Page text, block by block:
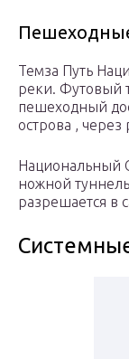
Темза Путь
реки. Футовый
пешеходный
острова , через
Национальный
ножной
разрешается в